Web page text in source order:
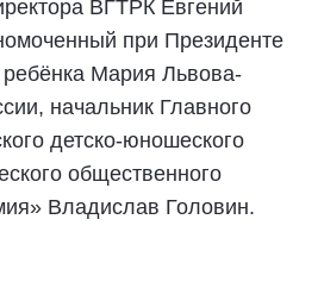
ВГТРК Евгений
при Президенте
Мария Львова-
начальник Главного
детско-юношеского
общественного
Владислав Головин.